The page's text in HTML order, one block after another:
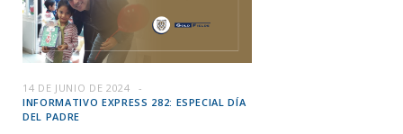
14 DE JUNIO DE 2024
INFORMATIVO EXPRESS 282: ESPECIAL DÍA
DEL PADRE